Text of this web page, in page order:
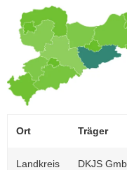
Ort Träger
Landkreis DKJS